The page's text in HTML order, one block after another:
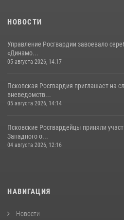
16 июля 2026, 10:24
НОВОСТИ
Управление Росгвардии завоевало
«Динамо...
05 августа 2026, 14:17
Псковская Росгвардия приглашает на
вневедомств...
05 августа 2026, 14:14
Псковские Росгвардейцы приняли
Западного о...
04 августа 2026, 12:16
НАВИГАЦИЯ
Новости